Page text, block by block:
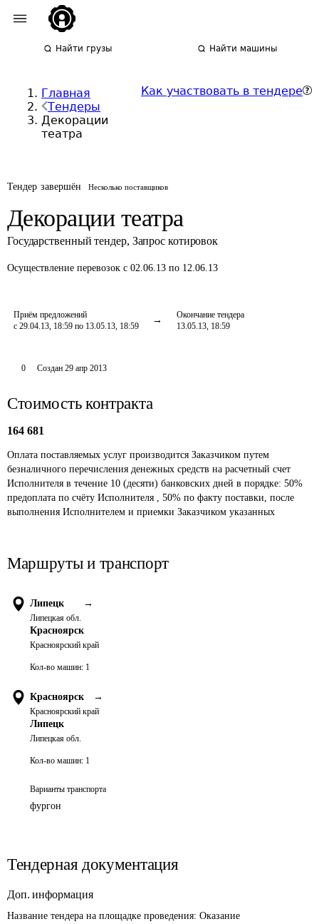
Найти грузы Найти машины
Главная
Тендеры
Декорации
театра
Как участвовать в тендере
Тендер завершён Несколько поставщиков
Декорации театра
Государственный тендер, Запрос котировок
Осуществление перевозок с 02.06.13 по 12.06.13
Приём предложений
с 29.04.13, 18:59 по 13.05.13, 18:59
Окончание тендера
13.05.13, 18:59
0 Создан 29 апр 2013
Стоимость контракта
164 681
Оплата поставляемых услуг производится Заказчиком путем
безналичного перечисления денежных средств на расчетный счет
Исполнителя в течение 10 (десяти) банковских дней в порядке: 50%
предоплата по счёту Исполнителя , 50% по факту поставки, после
выполнения Исполнителем и приемки Заказчиком указанных
Маршруты и транспорт
Липецк →
Липецкая обл.
Красноярск
Красноярский край
Кол-во машин: 1
Красноярск →
Красноярский край
Липецк
Липецкая обл.
Кол-во машин: 1
Варианты транспорта
фургон
Тендерная документация
Доп. информация
Название тендера на площадке проведения: Оказание